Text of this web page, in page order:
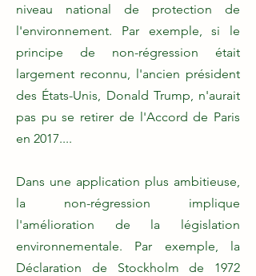
niveau national de protection de
l'environnement. Par exemple, si le
principe de non-régression était
largement reconnu, l'ancien président
des États-Unis, Donald Trump, n'aurait
pas pu se retirer de l'Accord de Paris
en 2017....
Dans une application plus ambitieuse,
la non-régression implique
l'amélioration de la législation
environnementale. Par exemple, la
Déclaration de Stockholm de 1972